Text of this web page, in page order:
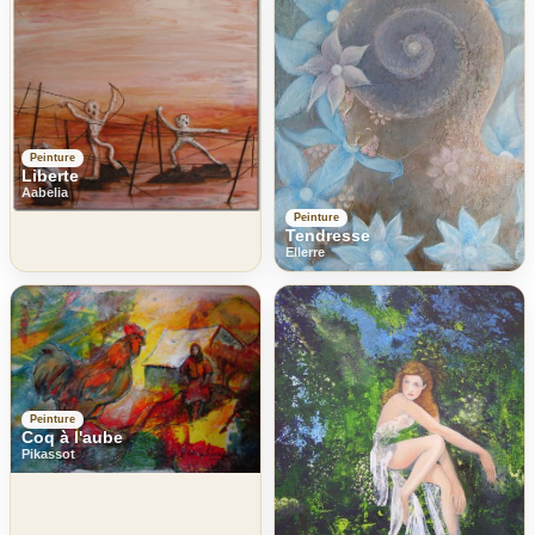
Peinture
Liberte
Aabelia
Peinture
Tendresse
Ellerre
Peinture
Coq à l'aube
Pikassot